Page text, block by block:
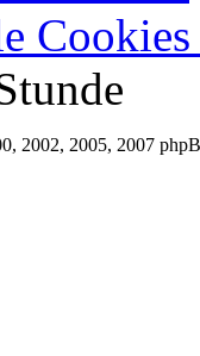
Cookies
2002, 2005, 2007